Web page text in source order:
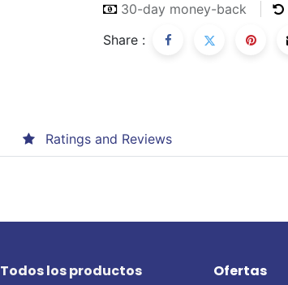
30-day money-back
Share :
Ratings and Reviews
Todos los productos Ofertas